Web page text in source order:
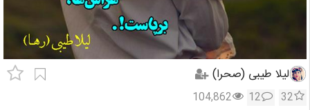
لیلا طیبی (صحرا)
32
12
104,862